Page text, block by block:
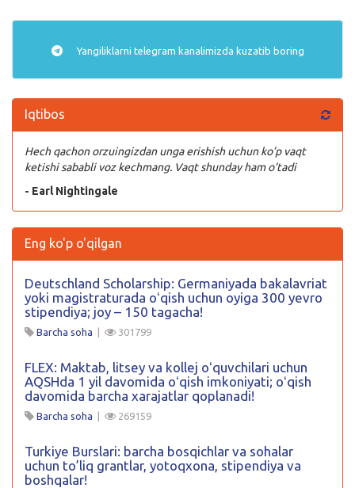
Yangiliklarni telegram kanalimizda kuzatib boring
Iqtibos
Hech qachon orzuingizdan unga erishish uchun ko’p vaqt
ketishi sababli voz kechmang. Vaqt shunday ham o’tadi
- Earl Nightingale
Eng ko'p o'qilgan
Deutschland Scholarship: Germaniyada bakalavriat
yoki magistraturada oʻqish uchun oyiga 300 yevro
stipendiya; joy – 150 tagacha!
Barcha soha | 301799
FLEX: Maktab, litsey va kollej oʻquvchilari uchun
AQSHda 1 yil davomida oʻqish imkoniyati; oʻqish
davomida barcha xarajatlar qoplanadi!
Barcha soha | 269159
Turkiye Burslari: barcha bosqichlar va sohalar
uchun to’liq grantlar, yotoqxona, stipendiya va
boshqalar!